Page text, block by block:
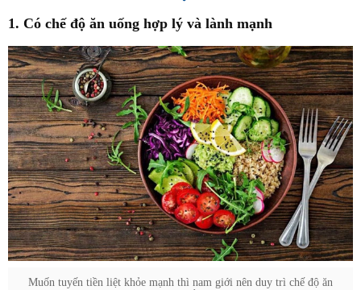
1. Có chế độ ăn uống hợp lý và lành mạnh
Muốn tuyến tiền liệt khỏe mạnh thì nam giới nên duy trì chế độ ăn